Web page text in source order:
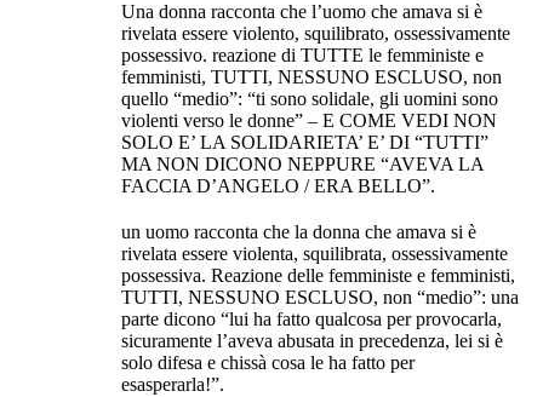
Una donna racconta che l’uomo che amava si è
rivelata essere violento, squilibrato, ossessivamente
possessivo. reazione di TUTTE le femministe e
femministi, TUTTI, NESSUNO ESCLUSO, non
quello “medio”: “ti sono solidale, gli uomini sono
violenti verso le donne” – E COME VEDI NON
SOLO E’ LA SOLIDARIETA’ E’ DI “TUTTI”
MA NON DICONO NEPPURE “AVEVA LA
FACCIA D’ANGELO / ERA BELLO”.
un uomo racconta che la donna che amava si è
rivelata essere violenta, squilibrata, ossessivamente
possessiva. Reazione delle femministe e femministi,
TUTTI, NESSUNO ESCLUSO, non “medio”: una
parte dicono “lui ha fatto qualcosa per provocarla,
sicuramente l’aveva abusata in precedenza, lei si è
solo difesa e chissà cosa le ha fatto per
esasperarla!”.